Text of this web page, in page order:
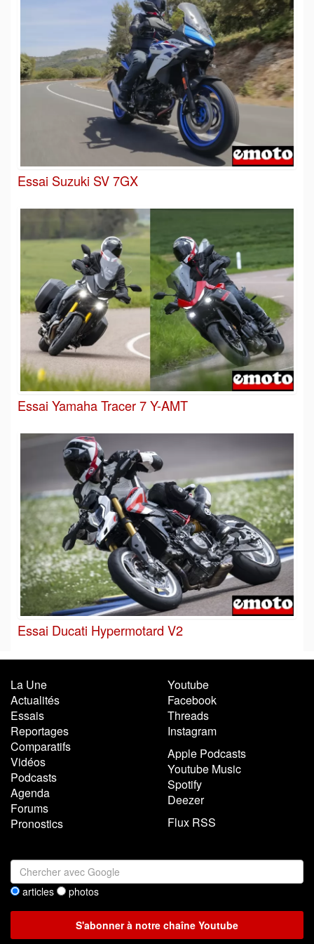
Essai Suzuki SV 7GX
Essai Yamaha Tracer 7 Y-AMT
Essai Ducati Hypermotard V2
La Une
Actualités
Essais
Reportages
Comparatifs
Vidéos
Podcasts
Agenda
Forums
Pronostics
Youtube
Facebook
Threads
Instagram
Apple Podcasts
Youtube Music
Spotify
Deezer
Flux RSS
articles photos